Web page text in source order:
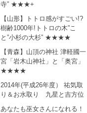
寺” ★★★+
【山形】トトロ感がすごい!?
樹齢1000年!トトロの木”こ
と”小杉の大杉” ★★★★
【青森】山頂の神社 津軽國一
宮「岩木山神社」と「奥宮」
★★★★
2014年(平成26年度） 祐気取
り＆お水取り 九星と吉方位
あなたも巫女さんになれる！